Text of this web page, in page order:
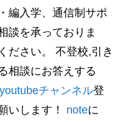
編入学、通信制サポ
談を承っておりま
ださい。 不登校,引き
相談にお答えする
チャンネル登
いします！ noteに